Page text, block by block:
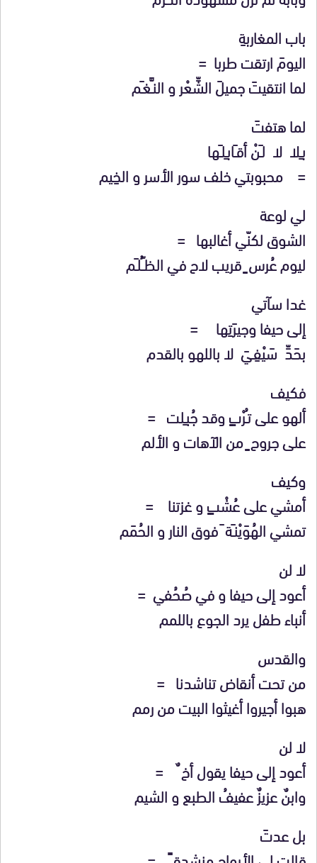
باب المغاربةِ
اليومَ ارتقت طربا =
لما انتقيتَ جميلَ الشِّعْر و النـَّغـَم
لما هتفتَ
بـِلا لا لـَنْ أقـَابـِلـَها
= محبوبتي خلف سور الأسر و الخِيم
لي لوعة
الشوق لكنّي أغالبها =
ليوم عُرس ٍ قريب لاح في الظـّـُلـَم
غدا سآتي
إلى حيفا وجيرَتِها =
بحَدِّ سَيْفِـيَ لا باللهو بالقدم
فكيف
ألهو على تـُرْبٍ وقد جُبـِلت =
على جروح ٍ من الآهات و الألم
وكيف
أمشي على عُشْبٍ و غزتنا =
تمشي الهُوَيْنـَة َ فوق النار و الحُمَم
لا لن
أعود إلى حيفا و في صُحُفي =
أنباء طفل يرد الجوع باللمم
والقدس
من تحت أنقاض تناشدنا =
هبوا أجيروا أغيثوا البيت من رمم
لا لن
أعود إلى حيفا يقول أخ ٌ =
وابنٌ عزيزٌ عفيفُ الطبع و الشيم
بل عدتَ